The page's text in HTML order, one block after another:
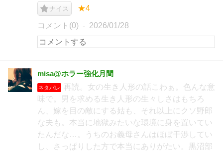
ナイス ★4
コメント(0) 2026/01/28
misa@ホラー強化月間
ネタバレ
再読。女の生き人形の話こわぁ。色んな意
味で。男を求める生き人形の生々しさはもちろ
ん、嫁を目の敵にする姑も、それ以上にクソ野郎
な夫も。本当に地獄みたいな環境に身を置いてい
たんだな…。うちのお義母さんはほぼ干渉してい
し、さっぱりした方で本当にありがたい。黒沼部